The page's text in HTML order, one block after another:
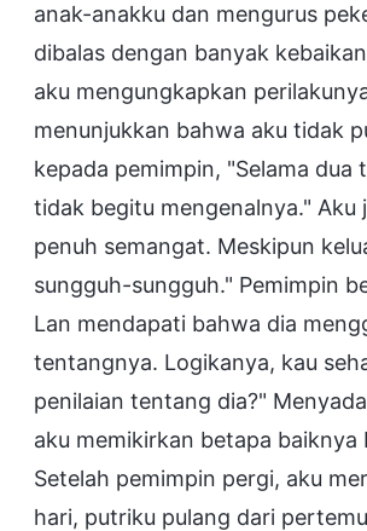
anak-anakku dan mengurus
dibalas dengan banyak
aku mengungkapkan
menunjukkan bahwa aku tidak
kepada pemimpin, "Selama
tidak begitu mengenalnya." Aku
penuh semangat. Meskipun
sungguh-sungguh." Pemimpin
Lan mendapati bahwa dia
tentangnya. Logikanya, kau
penilaian tentang dia?"
aku memikirkan betapa
Setelah pemimpin pergi, aku
hari, putriku pulang dari